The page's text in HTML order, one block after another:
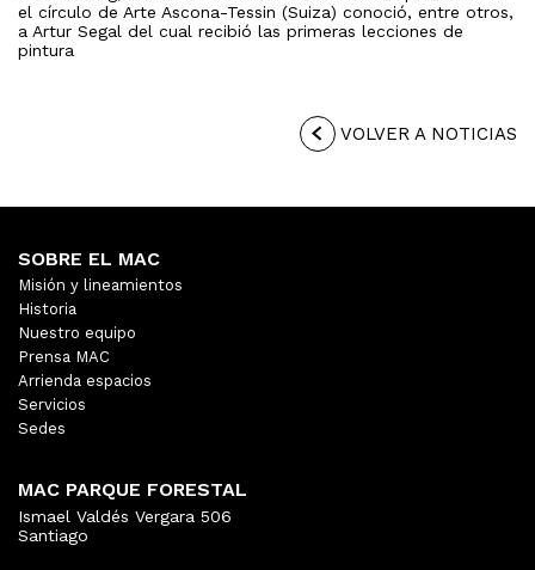
el círculo de Arte Ascona-Tessin (Suiza) conoció, entre otros,
a Artur Segal del cual recibió las primeras lecciones de
pintura
VOLVER A NOTICIAS
SOBRE EL MAC
Misión y lineamientos
Historia
Nuestro equipo
Prensa MAC
Arrienda espacios
Servicios
Sedes
MAC PARQUE FORESTAL
Ismael Valdés Vergara 506
Santiago